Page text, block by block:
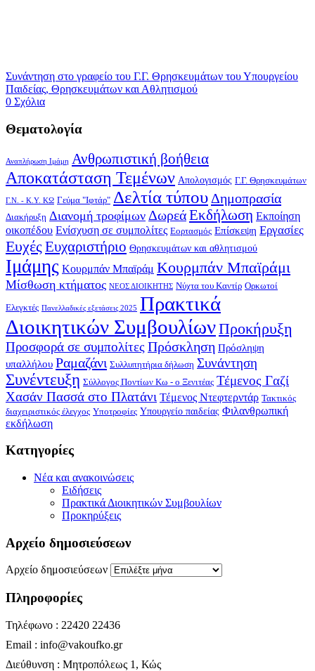
Συνάντηση στο γραφείο του Γ.Γ. Θρησκευμάτων του Υπουργείου
Παιδείας, Θρησκευμάτων και Αθλητισμού
0 Σχόλια
Θεματολογία
Αναπλήρωση Ιμάμη Ανθρωπιστική βοήθεια
Αποκατάσταση Τεμένων Απολογισμός Γ.Γ. Θρησκευμάτων
Γ.Ν. - Κ.Υ. ΚΩ Γεύμα "Ιφτάρ" Δελτία τύπου Δημοπρασία
Διακήρυξη Διανομή τροφίμων ΔωρεάΕκδήλωση Εκποίηση
οικοπέδου Ενίσχυση σε συμπολίτες Εορτασμός Επίσκεψη Εργασίες
Ευχές Ευχαριστήριο Θρησκευμάτων και αθλητισμού
Ιμάμης Κουρμπάν Μπαϊράμ Κουρμπάν Μπαϊράμι
Μίσθωση κτήματος ΝΕΟΣ ΔΙΟΙΚΗΤΗΣ Νύχτα του Καντίρ Ορκωτοί
Ελεγκτές Πανελλαδικές εξετάσεις 2025 Πρακτικά
Διοικητικών ΣυμβουλίωνΠροκήρυξη
Προσφορά σε συμπολίτες Πρόσκληση Πρόσληψη
υπαλλήλου Ραμαζάνι Συλλυπητήρια δήλωση Συνάντηση
Συνέντευξη Σύλλογος Ποντίων Κω - ο Ξενιτέας Τέμενος Γαζί
Χασάν Πασσά στο Πλατάνι Τέμενος Ντεφτερντάρ Τακτικός
διαχειριστικός έλεγχος Υποτροφίες Υπουργείο παιδείας Φιλανθρωπική
εκδήλωση
Kατηγορίες
Νέα και ανακοινώσεις
Ειδήσεις
Πρακτικά Διοικητικών Συμβουλίων
Προκηρύξεις
Αρχείο δημοσιεύσεων
Αρχείο δημοσιεύσεων
Πληροφορίες
Τηλέφωνο : 22420 22436
Email : info@vakoufko.gr
Διεύθυνση : Μητροπόλεως 1, Κώς